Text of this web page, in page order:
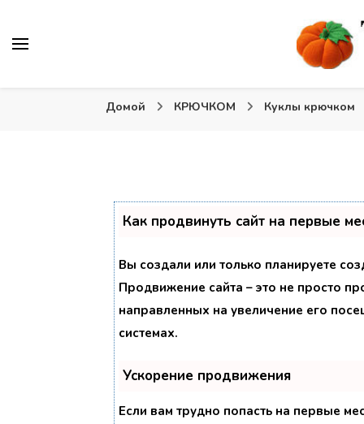
Тыква: Вяжем игрушки
Домой КРЮЧКОМ Куклы крючком
Как продвинуть сайт на первые
Вы создали или только планируете
Продвижение сайта – это не просто
направленных на увеличение его
системах.
Ускорение продвижения
Если вам трудно попасть на первые